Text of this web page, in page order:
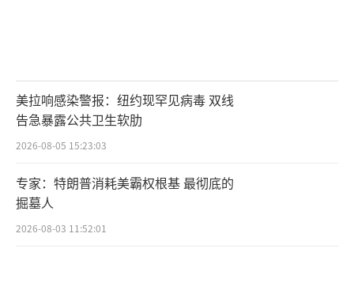
老百姓都能上去看
运气好的话
还能远远地看看航母
什么电磁弹射、歼-35、空警-600
这些新词，我听都听不懂
美拉响感染警报：纽约现罕见病毒 双线
告急暴露公共卫生软肋
2026-08-05 15:23:03
专家：特朗普消耗美霸权根基 最彻底的
掘墓人
2026-08-03 11:52:01